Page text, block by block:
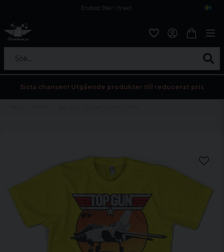
Endast 59kr i frakt
Sök...
Sista chansen! Utgående produkter till reducerat pris